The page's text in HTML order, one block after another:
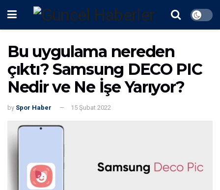
Bu uygulama nereden
çıktı? Samsung DECO PIC
Nedir ve Ne İşe Yarıyor?
by Spor Haber 15 Şubat 2022